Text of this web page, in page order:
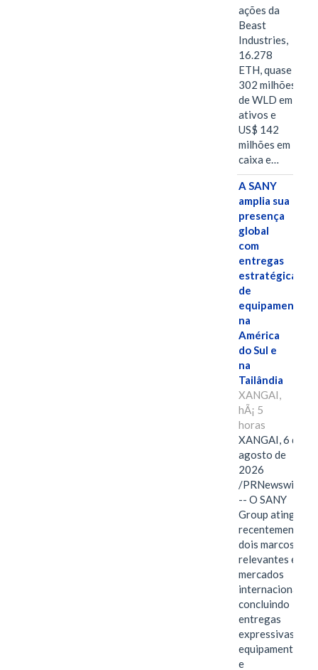
ações da
Beast
Industries,
16.278
ETH, quase
302 milhões
de WLD em
ativos e
US$ 142
milhões em
caixa e…
A SANY
amplia sua
presença
global
com
entregas
estratégicas
de
equipamentos
na
América
do Sul e
na
Tailândia
XANGAI,
hÃ¡ 5
horas
XANGAI, 6 de
agosto de
2026
/PRNewswire/
-- O SANY
Group atingiu
recentemente
dois marcos
relevantes em
mercados
internacionais,
concluindo
entregas
expressivas de
equipamentos
e